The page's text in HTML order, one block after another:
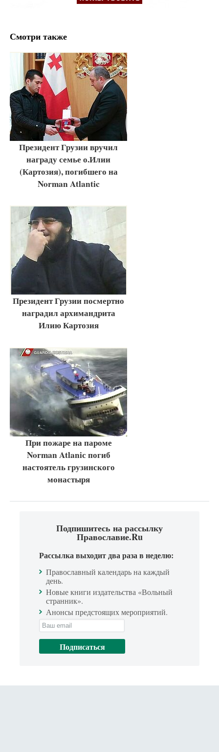
Смотри также
Президент Грузии вручил
награду семье о.Илии
(Картозия), погибшего на
Norman Atlantic
Президент Грузии посмертно
наградил архимандрита
Илию Картозия
При пожаре на пароме
Norman Atlaniс погиб
настоятель грузинского
монастыря
Подпишитесь на рассылку
Православие.Ru
Рассылка выходит два раза в неделю:
Православный календарь на каждый
день.
Новые книги издательства «Вольный
странник».
Анонсы предстоящих мероприятий.